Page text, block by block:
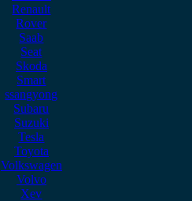
Renault
Rover
Saab
Seat
Skoda
Smart
ssangyong
Subaru
Suzuki
Tesla
Toyota
Volkswagen
Volvo
Xev